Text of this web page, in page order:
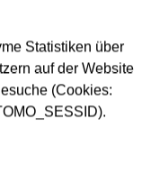
Statistiken über
auf der Website
(Cookies: